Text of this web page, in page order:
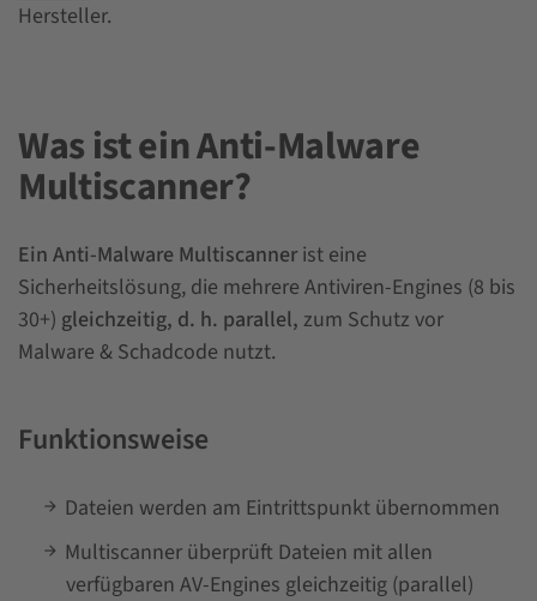
Hersteller.
Was ist ein Anti-Malware
Multiscanner?
Ein Anti-Malware Multiscannerist eine
Sicherheitslösung, die mehrere Antiviren-Engines (8 bis
30+) gleichzeitig, d. h. parallel, zum Schutz vor
Malware & Schadcode nutzt.
Funktionsweise
Dateien werden am Eintrittspunkt übernommen
Multiscanner überprüft Dateien mit allen
verfügbaren AV-Engines gleichzeitig (parallel)